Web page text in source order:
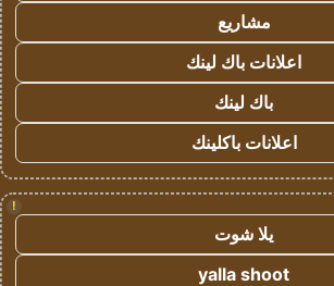
مشاريع
اعلانات باك لينك
باك لينك
اعلانات باكلينك
!
يلا شوت
yalla shoot